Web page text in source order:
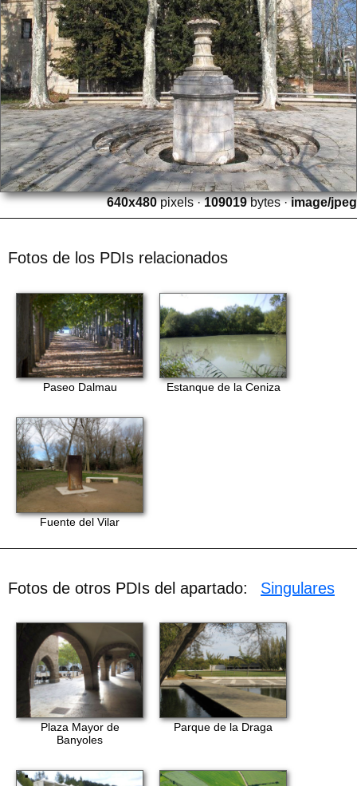
640x480pixels ·109019bytes ·image/jpeg
Fotos de los PDIs relacionados
Paseo Dalmau Estanque de la Ceniza
Fuente del Vilar
Fotos de otros PDIs del apartado: Singulares
Plaza Mayor de
Banyoles
Parque de la Draga